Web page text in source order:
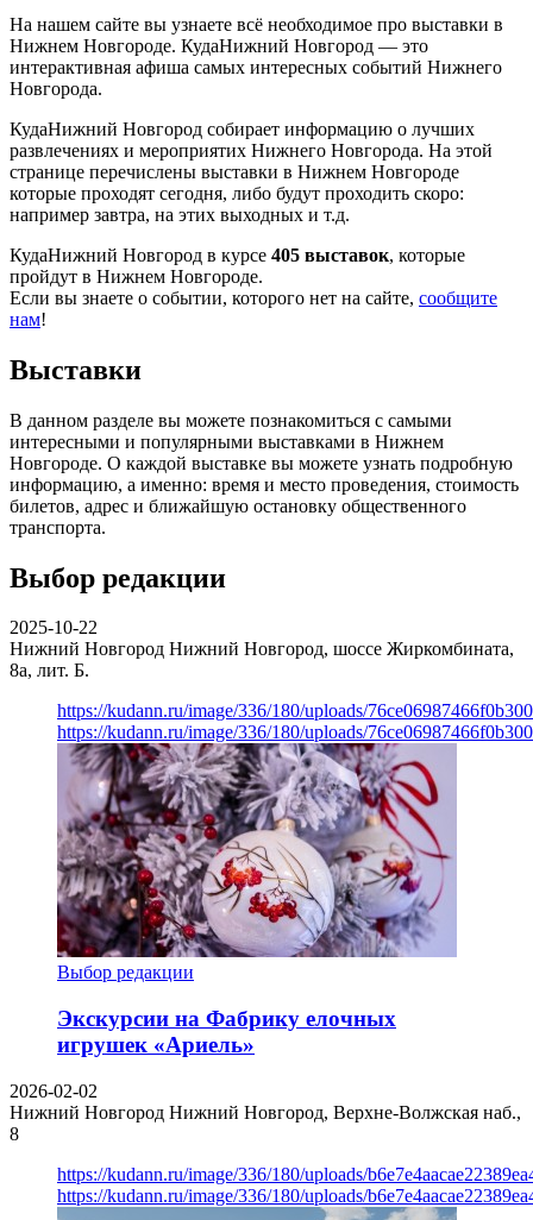
На нашем сайте вы узнаете всё необходимое про выставки в
Нижнем Новгороде. КудаНижний Новгород — это
интерактивная афиша самых интересных событий Нижнего
Новгорода.
КудаНижний Новгород собирает информацию о лучших
развлечениях и мероприятих Нижнего Новгорода. На этой
странице перечислены выставки в Нижнем Новгороде
которые проходят сегодня, либо будут проходить скоро:
например завтра, на этих выходных и т.д.
КудаНижний Новгород в курсе 405 выставок, которые
пройдут в Нижнем Новгороде.
Если вы знаете о событии, которого нет на сайте, сообщите
нам!
Выставки
В данном разделе вы можете познакомиться с самыми
интересными и популярными выставками в Нижнем
Новгороде. О каждой выставке вы можете узнать подробную
информацию, а именно: время и место проведения, стоимость
билетов, адрес и ближайшую остановку общественного
транспорта.
Выбор редакции
2025-10-22
Нижний Новгород Нижний Новгород, шоссе Жиркомбината,
8а, лит. Б.
https://kudann.ru/image/336/180/uploads/
https://kudann.ru/image/336/180/uploads/
Выбор редакции
Экскурсии на Фабрику елочных
игрушек «Ариель»
2026-02-02
Нижний Новгород Нижний Новгород, Верхне-Волжская наб.,
8
https://kudann.ru/image/336/180/uploads/
https://kudann.ru/image/336/180/uploads/